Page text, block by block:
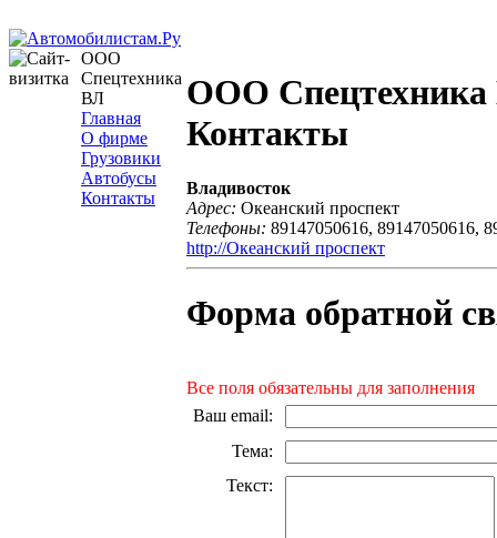
ООО
Спецтехника
ВЛ
Главная
О фирме
Грузовики
Автобусы
Контакты
ООО
Контакты
Владивосток
Адрес: Океанский проспект
Телефоны: 89147050616, 89147050616,
http://Океанский проспект
Форма обратной
Все поля обязательны для заполнения
Ваш email:
Тема:
Текст: